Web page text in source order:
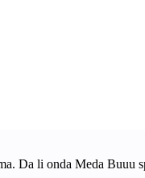
Da li onda Meda Buuu